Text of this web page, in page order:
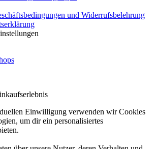
und Widerrufsbelehrung
Einwilligung verwenden wir Cookies
um dir ein personalisiertes